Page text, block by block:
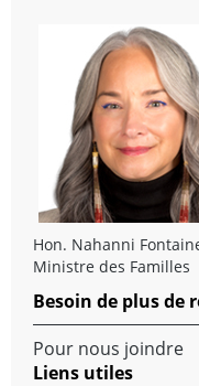
Hon. Nahanni
Ministre des Familles
Besoin de plus de
Pour nous joindre
Liens utiles